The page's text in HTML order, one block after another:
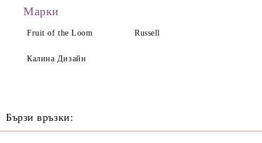
Марки
Fruit of the Loom Russell
Калина Дизайн
Бързи връзки: